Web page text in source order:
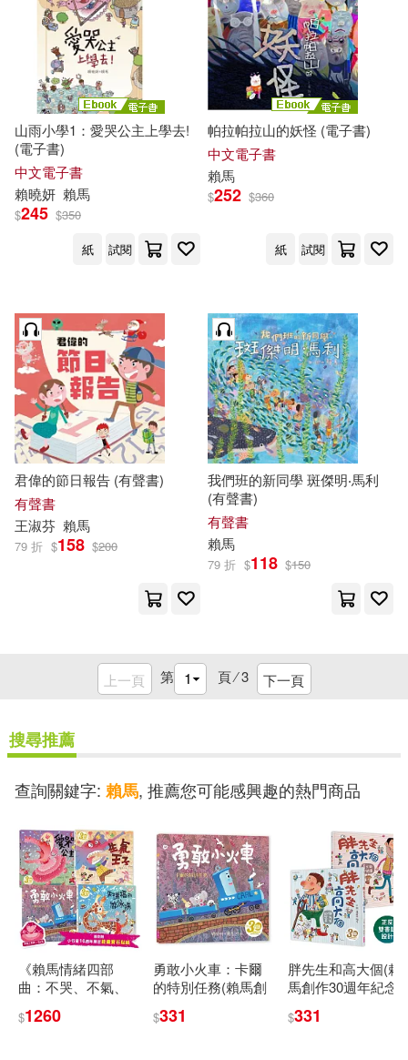
山雨小學1：愛哭公主上學去!
(電子書)
中文電子書
賴曉妍 賴馬
$245 $350
紙
試閱
帕拉帕拉山的妖怪 (電子書)
中文電子書
賴馬
$252 $360
紙 試閱
君偉的節日報告 (有聲書)
有聲書
王淑芬 賴馬
79 折 $158 $200
我們班的新同學 斑傑明‧馬利
(有聲書)
有聲書
賴馬
79 折 $118 $150
上一頁 第 頁 ⁄3 下一頁
搜尋推薦
查詢關鍵字: 賴馬, 推薦您可能感興趣的熱門商品
《賴馬情緒四部
曲：不哭、不氣、
套書》(共四冊，賴
$1260
勇敢小火車：卡爾
的特別任務(賴馬創
$331
胖先生和高大個(賴
馬創作30週年紀念
$331